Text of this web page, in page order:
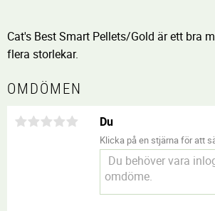
Cat's Best Smart Pellets/Gold är ett bra
flera storlekar.
OMDÖMEN
Du
Klicka på en stjärna för att